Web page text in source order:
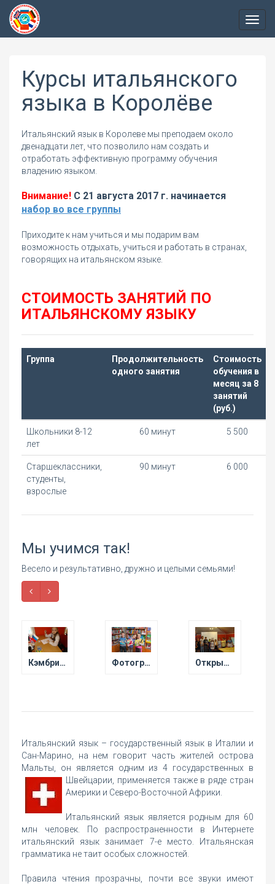
Курсы итальянского
языка в Королёве
Итальянский язык в Королеве мы преподаем около
двенадцати лет, что позволило нам создать и
отработать эффективную программу обучения
владению языком.
Внимание! С 21 августа 2017 г. начинается
набор во все группы
Приходите к нам учиться и мы подарим вам
возможность отдыхать, учиться и работать в странах,
говорящих на итальянском языке.
СТОИМОСТЬ ЗАНЯТИЙ ПО
ИТАЛЬЯНСКОМУ ЯЗЫКУ
Группа
Продолжительность
одного занятия
Стоимость
обучения в
месяц за 8
занятий
(руб.)
Школьники 8-12
лет
60 минут 5 500
Старшеклассники,
студенты,
взрослые
90 минут 6 000
Мы учимся так!
Весело и результативно, дружно и целыми семьями!
Кэмбриджские экзамены 2014 Фотографии школы Открытые уроки
Итальянский язык – государственный язык в Италии и
Сан-Марино, на нем говорит часть жителей острова
Мальты, он является одним из 4 государственных в
Швейцарии, применяется также в ряде стран
Америки и Северо-Восточной Африки.
Итальянский язык является родным для 60
млн человек. По распространенности в Интернете
итальянский язык занимает 7-е место. Итальянская
грамматика не таит особых сложностей.
Правила чтения прозрачны, почти все звуки имеют